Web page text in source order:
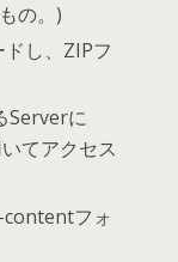
の。)
し、ZIPフ
Serverに
てアクセス
フォ